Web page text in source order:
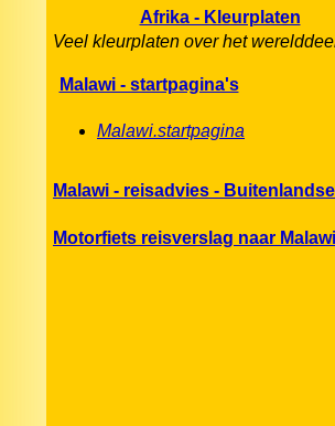
Afrika - Kleurplaten
Veel kleurplaten over het
Malawi - startpagina's
Malawi.startpagina
Malawi - reisadvies -
Motorfiets reisverslag naar Malawi